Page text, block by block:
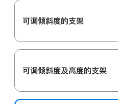
可调倾斜度的支架
可调倾斜度及高‍度的支‍架